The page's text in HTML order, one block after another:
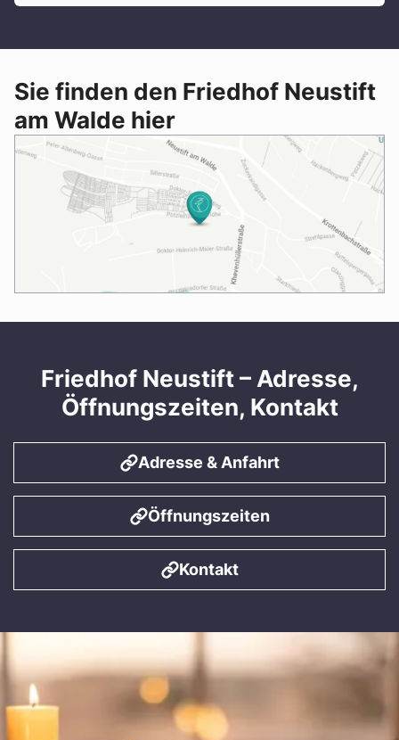
Sie finden den Friedhof Neustift
am Walde hier
Friedhof Neustift – Adresse,
Öffnungszeiten, Kontakt
Adresse & Anfahrt
Öffnungszeiten
Kontakt